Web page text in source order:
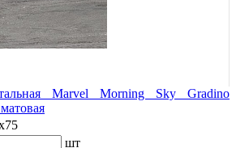
Marvel Morning Sky Gradino
шт